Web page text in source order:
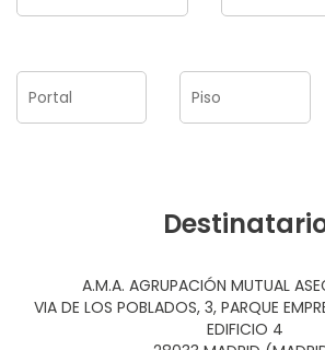
A.M.A. AGRUPACIÓN MUTUAL
VIA DE LOS POBLADOS, 3, PARQUE
EDIFICIO 4